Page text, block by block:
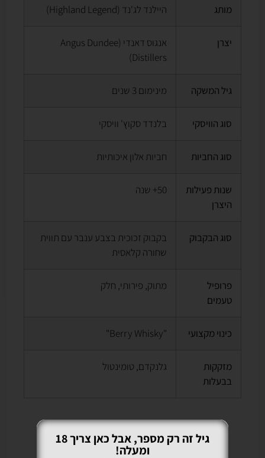
על המוצר
מותג היילנד לג'נד (Highland Legend)
יצרן
אנגוס דאנדי (Angus Dundee
Distillers)
גיל המשקה מינימום 3 שנים
סוג הוויסקי בלנדד סקוץ' וויסקי
סוג החביות חביות אלון איכותיות
שנות פעילות
היצרן
50+ שנה
סוג הבקבוק
בקבוק זכוכית בצבע ענבר עם תווית
שחורה קלאסית
פרופיל
טעמים
מתוק, פירותי, חלק
כינוי מקצועי "Berry Whisky"
מזקקות
בבעלות
גלנקדם, טומינטול
גיל זה רק מספר, אבל כאן צריך 18
ומעלה!